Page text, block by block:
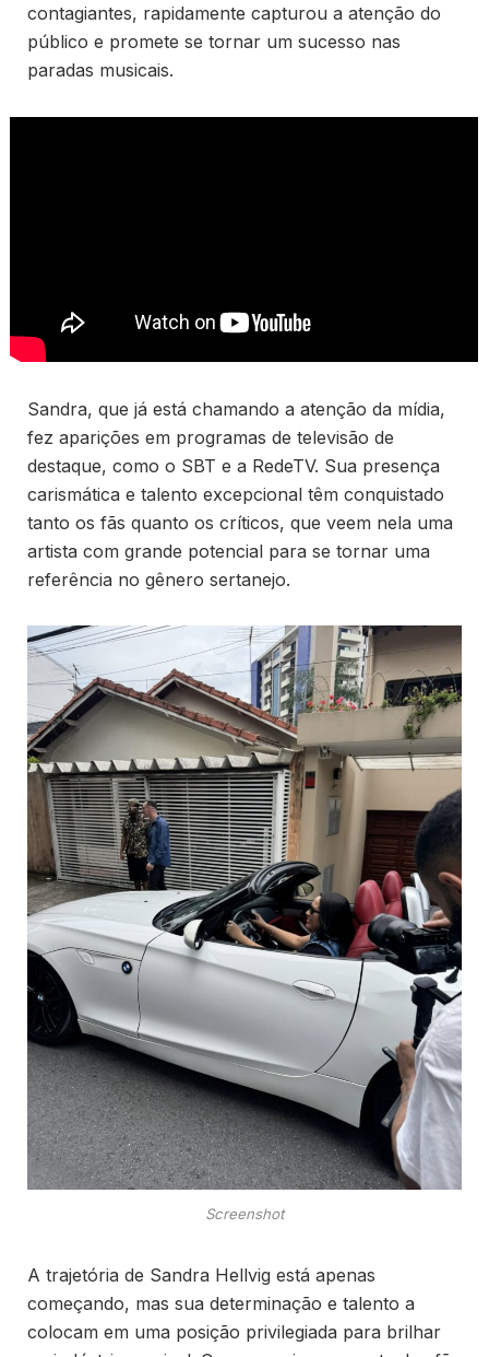
contagiantes, rapidamente capturou a atenção do
público e promete se tornar um sucesso nas
paradas musicais.
Sandra, que já está chamando a atenção da mídia,
fez aparições em programas de televisão de
destaque, como o SBT e a RedeTV. Sua presença
carismática e talento excepcional têm conquistado
tanto os fãs quanto os críticos, que veem nela uma
artista com grande potencial para se tornar uma
referência no gênero sertanejo.
Screenshot
A trajetória de Sandra Hellvig está apenas
começando, mas sua determinação e talento a
colocam em uma posição privilegiada para brilhar